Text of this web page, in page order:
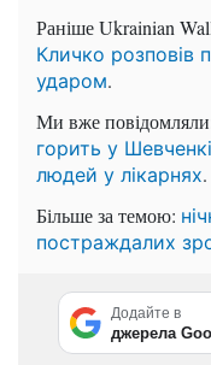
Раніше Ukrainian
Кличко розповів
ударом.
Ми вже
горить у
людей у лікарнях.
Більше за темою:
постраждалих
Додайте в
джерела